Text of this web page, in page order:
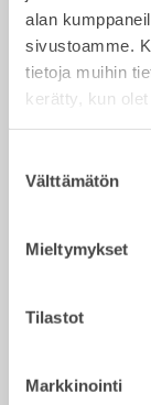
alan
sivustoamme.
tietoja muihin
kerätty, kun
valinta
Välttämätön
Mieltymykset
Tilastot
Markkinointi
Kauhanpyörittäjä
Kauhat/
Kauha